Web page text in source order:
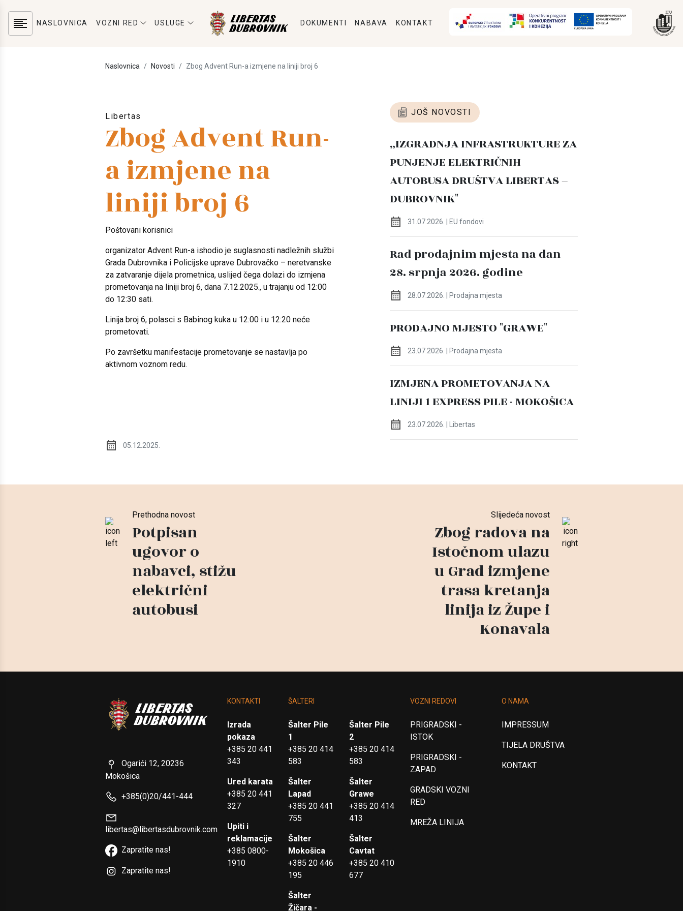
NASLOVNICA VOZNI RED USLUGE DOKUMENTI NABAVA KONTAKT
Naslovnica Novosti Zbog Advent Run-a izmjene na liniji broj 6
Libertas
Zbog Advent Run-
a izmjene na
liniji broj 6
Poštovani korisnici
organizator Advent Run-a ishodio je suglasnosti nadležnih službi
Grada Dubrovnika i Policijske uprave Dubrovačko – neretvanske
za zatvaranje dijela prometnica, uslijed čega dolazi do izmjena
prometovanja na liniji broj 6, dana 7.12.2025., u trajanju od 12:00
do 12:30 sati.
Linija broj 6, polasci s Babinog kuka u 12:00 i u 12:20 neće
prometovati.
Po završetku manifestacije prometovanje se nastavlja po
aktivnom voznom redu.
05.12.2025.
JOŠ NOVOSTI
„IZGRADNJA INFRASTRUKTURE ZA
PUNJENJE ELEKTRIČNIH
AUTOBUSA DRUŠTVA LIBERTAS –
DUBROVNIK"
31.07.2026. | EU fondovi
Rad prodajnim mjesta na dan
28. srpnja 2026. godine
28.07.2026. | Prodajna mjesta
PRODAJNO MJESTO "GRAWE"
23.07.2026. | Prodajna mjesta
IZMJENA PROMETOVANJA NA
LINIJI 1 EXPRESS PILE - MOKOŠICA
23.07.2026. | Libertas
Prethodna novost
Potpisan
ugovor o
nabavci, stižu
električni
autobusi
Slijedeća novost
Zbog radova na
Istočnom ulazu
u Grad izmjene
trasa kretanja
linija iz Župe i
Konavala
Ogarići 12, 20236
Mokošica
+385(0)20/441-444
libertas@libertasdubrovnik.com
Zapratite nas!
Zapratite nas!
KONTAKTI
Izrada
pokaza
+385 20 441
343
Ured karata
+385 20 441
327
Upiti i
reklamacije
+385 0800-
1910
ŠALTERI
Šalter Pile
1
+385 20 414
583
Šalter Pile
2
+385 20 414
583
Šalter
Lapad
+385 20 441
755
Šalter
Grawe
+385 20 414
413
Šalter
Mokošica
+385 20 446
195
Šalter
Cavtat
+385 20 410
677
Šalter
Žičara -
VOZNI REDOVI
PRIGRADSKI -
ISTOK
PRIGRADSKI -
ZAPAD
GRADSKI VOZNI
RED
MREŽA LINIJA
O NAMA
IMPRESSUM
TIJELA DRUŠTVA
KONTAKT